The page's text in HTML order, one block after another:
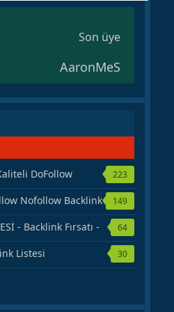
Son üye
AaronMeS
DoFollow
223
Nofollow Backlink
149
- Backlink Fırsatı -
64
Listesi 30